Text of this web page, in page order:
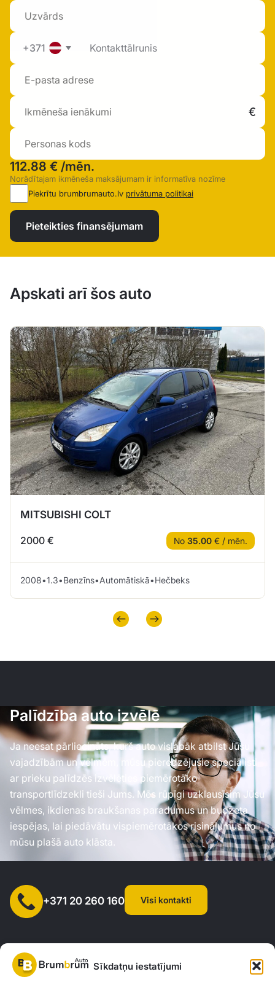
Sīkdatņu iestatījumi
+371
112.88 € /mēn.
Norādītajam ikmēneša maksājumam ir informatīva nozīme
Piekrītu brumbrumauto.lv privātuma politikai
Pieteikties finansējumam
Apskati arī šos auto
MITSUBISHI COLT
2000 € No 35.00 € / mēn.
2008•1.3•Benzīns•Automātiskā•Hečbeks
Palīdzība auto izvēlē
Ja neesat pārliecināts, kurš auto vislabāk atbilst Jūsu
vajadzībām un vēlmēm, mūsu pieredzējušie speciālisti
ar prieku palīdzēs izvēlēties piemērotāko
transportlīdzekli tieši Jums. Mēs rūpīgi uzklausīsim Jūsu
vēlmes, ikdienas braukšanas paradumus un budžeta
iespējas, lai piedāvātu vispiemērotākos risinājumus no
mūsu plašā auto klāsta.
+371 20 260 160 Visi kontakti